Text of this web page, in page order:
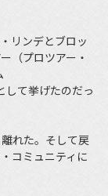
リンデとブロッ
（プロツアー・
して挙げたのだっ
れた。そして戻
コミュニティに